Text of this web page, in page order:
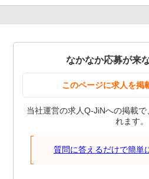
なかなか応募が来
このページに求人を掲
当社運営の求人Q-JiNへの掲載
れます。
質問に答えるだけで簡単